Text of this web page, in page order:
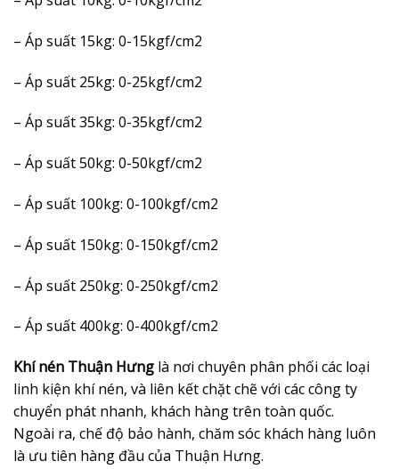
– Áp suất 15kg: 0-15kgf/cm2
– Áp suất 25kg: 0-25kgf/cm2
– Áp suất 35kg: 0-35kgf/cm2
– Áp suất 50kg: 0-50kgf/cm2
– Áp suất 100kg: 0-100kgf/cm2
– Áp suất 150kg: 0-150kgf/cm2
– Áp suất 250kg: 0-250kgf/cm2
– Áp suất 400kg: 0-400kgf/cm2
Khí nén Thuận Hưng là nơi chuyên phân phối các loại
linh kiện khí nén, và liên kết chặt chẽ với các công ty
chuyển phát nhanh, khách hàng trên toàn quốc.
Ngoài ra, chế độ bảo hành, chăm sóc khách hàng luôn
là ưu tiên hàng đầu của Thuận Hưng.